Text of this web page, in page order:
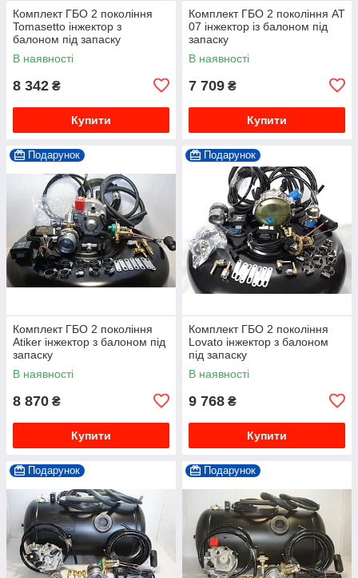
Комплект ГБО 2 покоління
Tomasetto інжектор з
балоном під запаску
В наявності
8 342 ₴
Купити
Комплект ГБО 2 покоління АТ
07 інжектор із балоном під
запаску
В наявності
7 709 ₴
Купити
Подарунок
Комплект ГБО 2 покоління
Atiker інжектор з балоном під
запаску
В наявності
8 870 ₴
Купити
Подарунок
Комплект ГБО 2 покоління
Lovato інжектор з балоном
під запаску
В наявності
9 768 ₴
Купити
Подарунок Подарунок